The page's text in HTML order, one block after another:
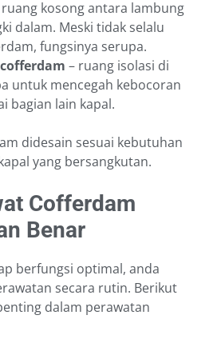
ruang kosong antara lambung
dalam. Meski tidak selalu
fungsinya serupa.
– ruang isolasi di
untuk mencegah kebocoran
bagian lain kapal.
didesain sesuai kebutuhan
yang bersangkutan.
Cofferdam
Benar
berfungsi optimal, anda
secara rutin. Berikut
dalam perawatan